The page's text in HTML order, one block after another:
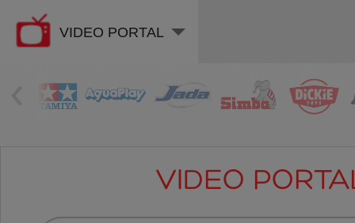
VIDEO PORTAL
VIDEO